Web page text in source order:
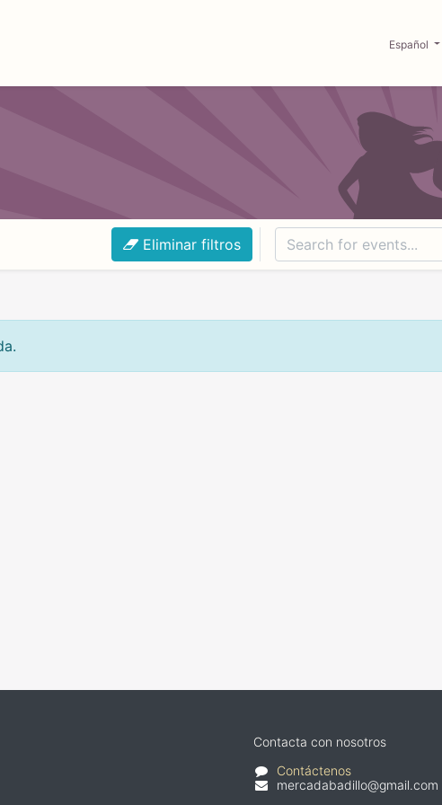
Español
Eliminar filtros
Contacta con nosotros
Contáctenos
mercadabadillo@gmail.com